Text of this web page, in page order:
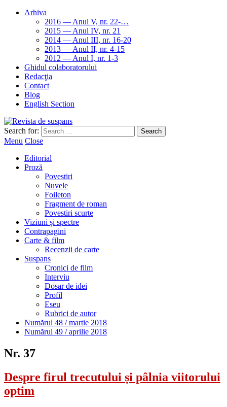
Arhiva
2016 — Anul V, nr. 22-…
2015 — Anul IV, nr. 21
2014 — Anul III, nr. 16-20
2013 — Anul II, nr. 4-15
2012 — Anul I, nr. 1-3
Ghidul colaboratorului
Redacţia
Contact
Blog
English Section
Search for:
Menu Close
Editorial
Proză
Povestiri
Nuvele
Foileton
Fragment de roman
Povestiri scurte
Viziuni și spectre
Contrapagini
Carte & film
Recenzii de carte
Suspans
Cronici de film
Interviu
Dosar de idei
Profil
Eseu
Rubrici de autor
Numărul 48 / martie 2018
Numărul 49 / aprilie 2018
Nr. 37
Despre firul trecutului și pâlnia viitorului
optim